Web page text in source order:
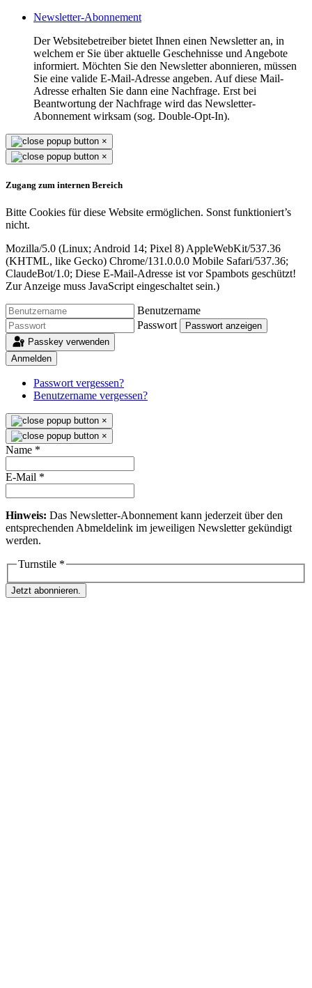
Newsletter-Abonnement
Der Websitebetreiber bietet Ihnen einen Newsletter an, in
welchem er Sie über aktuelle Geschehnisse und Angebote
informiert. Möchten Sie den Newsletter abonnieren, müssen
Sie eine valide E-Mail-Adresse angeben. Auf diese Mail-
Adresse erhalten Sie dann eine Nachfrage. Erst bei
Beantwortung der Nachfrage wird das Newsletter-
Abonnement wirksam (sog. Double-Opt-In).
×
×
Zugang zum internen Bereich
Bitte Cookies für diese Website ermöglichen. Sonst funktioniert’s
nicht.
Mozilla/5.0 (Linux; Android 14; Pixel 8) AppleWebKit/537.36
(KHTML, like Gecko) Chrome/131.0.0.0 Mobile Safari/537.36;
ClaudeBot/1.0; Diese E-Mail-Adresse ist vor Spambots geschützt!
Zur Anzeige muss JavaScript eingeschaltet sein.)
Benutzername
Passwort
Passwort anzeigen
Passkey verwenden
Anmelden
Passwort vergessen?
Benutzername vergessen?
×
×
Name *
E-Mail *
Hinweis: Das Newsletter-Abonnement kann jederzeit über den
entsprechenden Abmeldelink im jeweiligen Newsletter gekündigt
werden.
Turnstile *
Jetzt abonnieren.